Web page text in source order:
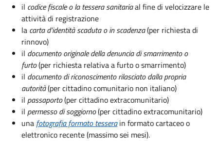
il codice fiscale o la tessera sanitariaal fine di velocizzare le
attività di registrazione
la carta d'identità scaduta o in scadenza(per richiesta di
rinnovo)
il documento originale della denuncia di smarrimento o
furto(per richiesta relativa a furto o smarrimento)
il documento di riconoscimento rilasciato dalla propria
autorità(per cittadino comunitario non italiano)
il passaporto(per cittadino extracomunitario)
il permesso di soggiorno(per cittadino extracomunitario)
una fotografia formato tessera in formato cartaceo o
elettronico recente (massimo sei mesi).